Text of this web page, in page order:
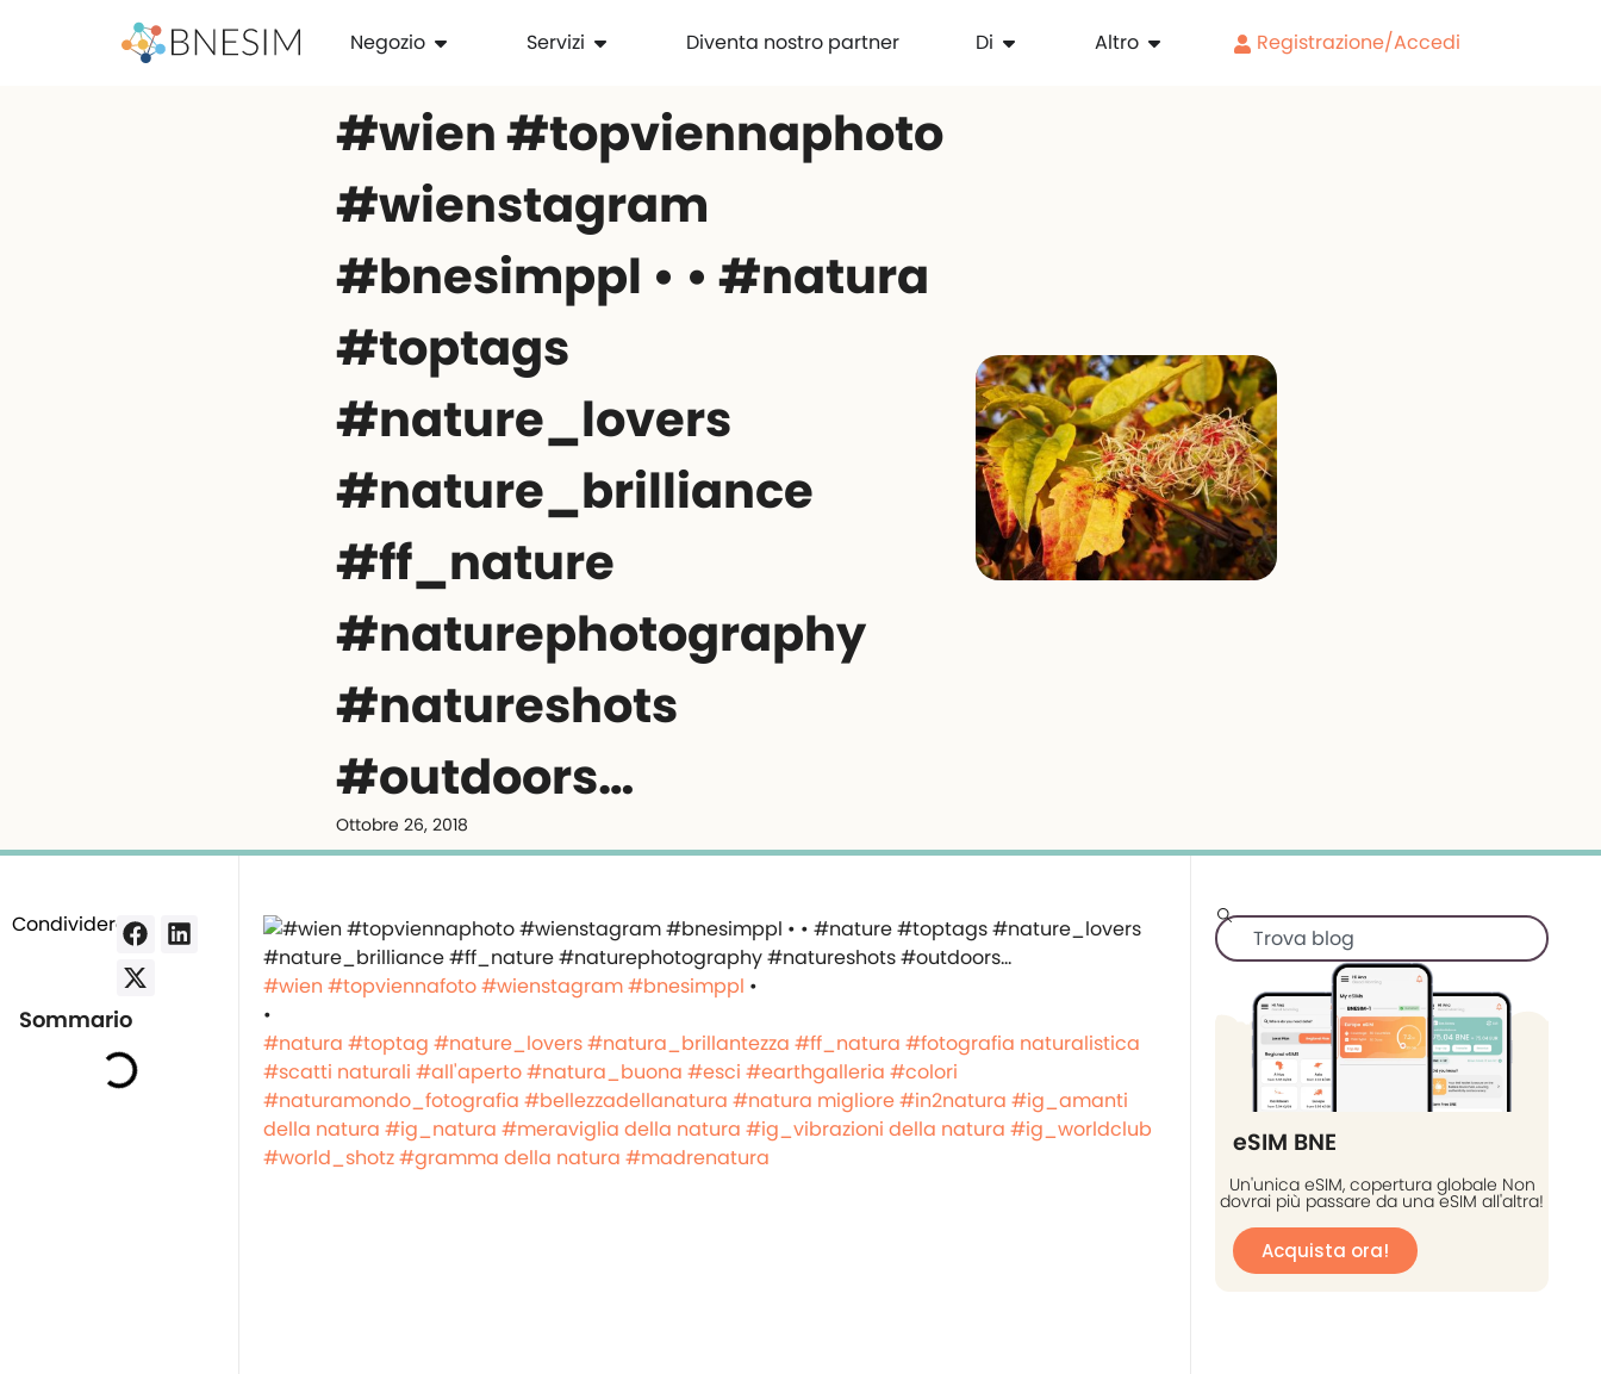
Negozio Servizi Diventa nostro partner Di Altro Registrazione/Accedi
#wien #topviennaphoto
#wienstagram
#bnesimppl • • #natura
#toptags
#nature_lovers
#nature_brilliance
#ff_nature
#naturephotography
#natureshots
#outdoors…
Ottobre 26, 2018
Condividere:
Sommario
#wien #topviennafoto#wienstagram#bnesimppl •
•
#natura #toptag #nature_lovers#natura_brillantezza #ff_natura #fotografia naturalistica
#scatti naturali #all'aperto#natura_buona #esci #earthgalleria #colori
#naturamondo_fotografia #bellezzadellanatura #natura migliore#in2natura #ig_amanti
della natura #ig_natura #meraviglia della natura #ig_vibrazioni della natura #ig_worldclub
#world_shotz#gramma della natura #madrenatura eSIM BNE
Un'unica eSIM, copertura globale Non
dovrai più passare da una eSIM all'altra!
Acquista ora!